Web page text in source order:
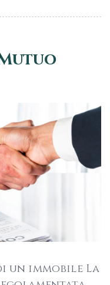
immobile La